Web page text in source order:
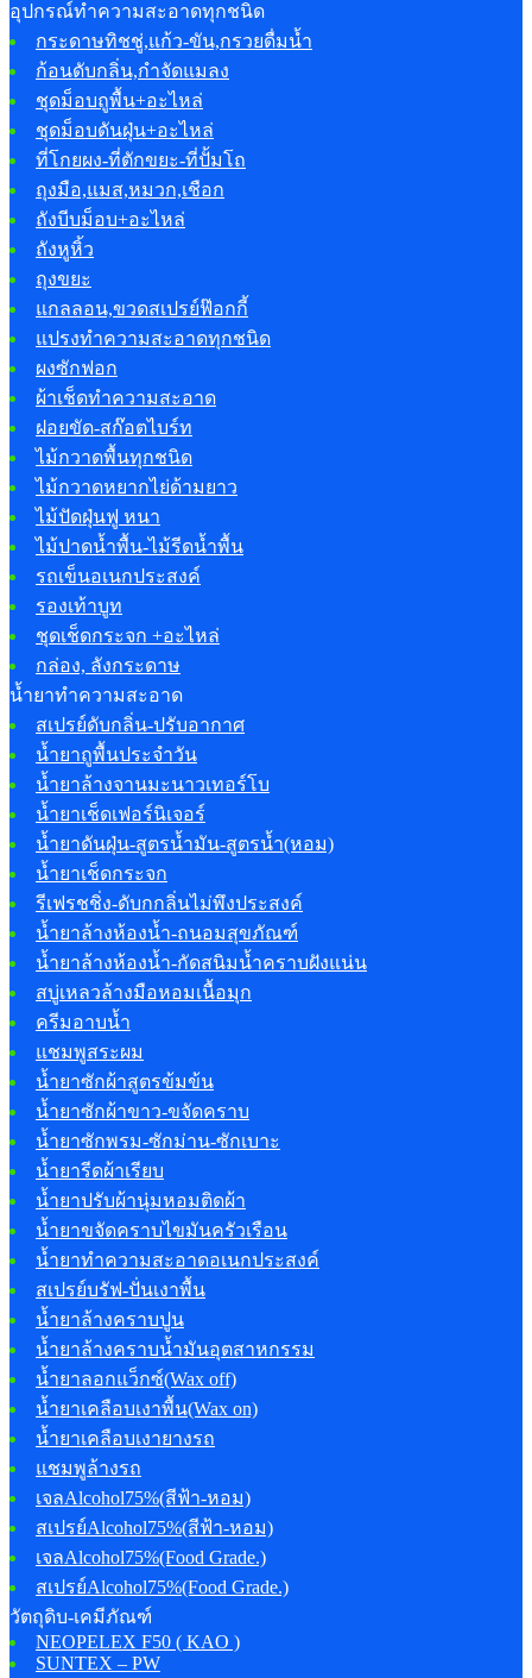
อุปกรณ์ทำความสะอาดทุกชนิด
กระดาษทิชชู่,แก้ว-ขัน,กรวยดื่มน้ำ
ก้อนดับกลิ่น,กำจัดแมลง
ชุดม็อบถูพื้น+อะไหล่
ชุดม็อบดันฝุ่น+อะไหล่
ที่โกยผง-ที่ตักขยะ-ที่ปั้มโถ
ถุงมือ,แมส,หมวก,เชือก
ถังบีบม็อบ+อะไหล่
ถังหูหิ้ว
ถุงขยะ
แกลลอน,ขวดสเปรย์ฟ๊อกกี้
แปรงทำความสะอาดทุกชนิด
ผงซักฟอก
ผ้าเช็ดทำความสะอาด
ฝอยขัด-สก๊อตไบร์ท
ไม้กวาดพื้นทุกชนิด
ไม้กวาดหยากไย่ด้ามยาว
ไม้ปัดฝุ่นฟู หนา
ไม้ปาดน้ำพื้น-ไม้รีดน้ำพื้น
รถเข็นอเนกประสงค์
รองเท้าบูท
ชุดเช็ดกระจก +อะไหล่
กล่อง, ลังกระดาษ
น้ำยาทำความสะอาด
สเปรย์ดับกลิ่น-ปรับอากาศ
น้ำยาถูพื้นประจำวัน
น้ำยาล้างจานมะนาวเทอร์โบ
น้ำยาเช็ดเฟอร์นิเจอร์
น้ำยาดันฝุ่น-สูตรน้ำมัน-สูตรน้ำ(หอม)
น้ำยาเช็ดกระจก
รีเฟรชชิ่ง-ดับกกลิ่นไม่พึงประสงค์
น้ำยาล้างห้องน้ำ-ถนอมสุขภัณฑ์
น้ำยาล้างห้องน้ำ-กัดสนิมน้ำคราบฝังแน่น
สบู่เหลวล้างมือหอมเนื้อมุก
ครีมอาบน้ำ
แชมพูสระผม
น้ำยาซักผ้าสูตรข้มข้น
น้ำยาซักผ้าขาว-ขจัดคราบ
น้ำยาซักพรม-ซักม่าน-ซักเบาะ
น้ำยารีดผ้าเรียบ
น้ำยาปรับผ้านุ่มหอมติดผ้า
น้ำยาขจัดคราบไขมันครัวเรือน
น้ำยาทำความสะอาดอเนกประสงค์
สเปรย์บรัฟ-ปั่นเงาพื้น
น้ำยาล้างคราบปูน
น้ำยาล้างคราบน้ำมันอุตสาหกรรม
น้ำยาลอกแว็กซ์(Wax off)
น้ำยาเคลือบเงาพื้น(Wax on)
น้ำยาเคลือบเงายางรถ
แชมพูล้างรถ
เจลAlcohol75%(สีฟ้า-หอม)
สเปรย์Alcohol75%(สีฟ้า-หอม)
เจลAlcohol75%(Food Grade.)
สเปรย์Alcohol75%(Food Grade.)
วัตถุดิบ-เคมีภัณฑ์
NEOPELEX F50 ( KAO )
SUNTEX – PW